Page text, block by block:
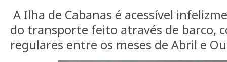
A Ilha de Cabanas é acessível
do transporte feito através de barco,
regulares entre os meses de Abril e